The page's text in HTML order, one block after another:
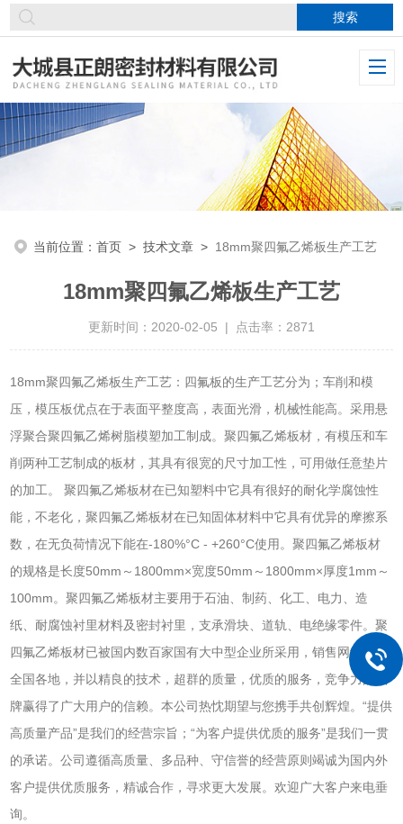
当前位置：首页 >技术文章 > 18mm聚四氟乙烯板生产工艺
18mm聚四氟乙烯板生产工艺
更新时间：2020-02-05 | 点击率：2871
18mm聚四氟乙烯板生产工艺：四氟板的生产工艺分为；车削和模
压，模压板优点在于表面平整度高，表面光滑，机械性能高。采用悬
浮聚合聚四氟乙烯树脂模塑加工制成。聚四氟乙烯板材，有模压和车
削两种工艺制成的板材，其具有很宽的尺寸加工性，可用做任意垫片
的加工。
聚四氟乙烯板材在已知塑料中它具有很好的耐化学腐蚀性
能，不老化，聚四氟乙烯板材在已知固体材料中它具有优异的摩擦系
数，在无负荷情况下能在-180%°C - +260°C使用。聚四氟乙烯板材
的规格是长度50mm～1800mm×宽度50mm～1800mm×厚度1mm～
100mm。聚四氟乙烯板材主要用于石油、制药、化工、电力、造
纸、耐腐蚀衬里材料及密封衬里，支承滑块、道轨、电绝缘零件。聚
四氟乙烯板材已被国内数百家国有大中型企业所采用，销售网络覆盖
全国各地，并以精良的技术，超群的质量，优质的服务，竞争力的品
牌赢得了广大用户的信赖。本公司热忱期望与您携手共创辉煌。“提供
高质量产品”是我们的经营宗旨；“为客户提供优质的服务”是我们一贯
的承诺。公司遵循高质量、多品种、守信誉的经营原则竭诚为国内外
客户提供优质服务，精诚合作，寻求更大发展。欢迎广大客户来电垂
询。